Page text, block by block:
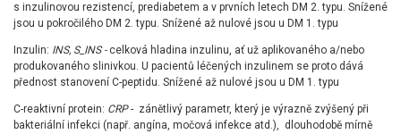
s inzulinovou rezistencí, prediabetem a v prvních letech DM 2. typu. Snížené
jsou u pokročilého DM 2. typu. Snížené až nulové jsou u DM 1. typu
Inzulin: INS, S_INS -celková hladina inzulinu, ať už aplikovaného a/nebo
produkovaného slinivkou. U pacientů léčených inzulinem se proto dává
přednost stanovení C-peptidu. Snížené až nulové jsou u DM 1. typu
C-reaktivní protein: CRP- zánětlivý parametr, který je výrazně zvýšený při
bakteriální infekci (např. angína, močová infekce atd.), dlouhodobě mírně